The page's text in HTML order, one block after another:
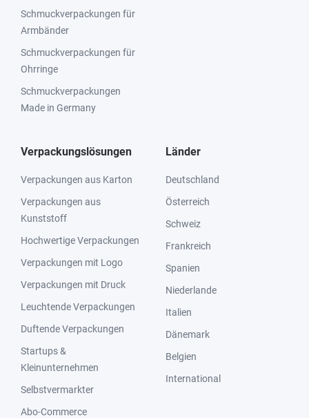
Schmuckverpackungen für
Armbänder
Schmuckverpackungen für
Ohrringe
Schmuckverpackungen
Made in Germany
Verpackungslösungen
Verpackungen aus Karton
Verpackungen aus
Kunststoff
Hochwertige Verpackungen
Verpackungen mit Logo
Verpackungen mit Druck
Leuchtende Verpackungen
Duftende Verpackungen
Startups &
Kleinunternehmen
Selbstvermarkter
Abo-Commerce
Länder
Deutschland
Österreich
Schweiz
Frankreich
Spanien
Niederlande
Italien
Dänemark
Belgien
International